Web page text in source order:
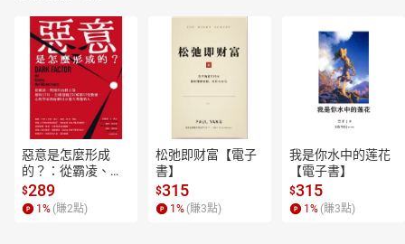
惡意是怎麼形成
的？：從霸凌、劈
腿到仇恨言論，歷
時15年、全球超過
250萬筆研究數
$289
1 % (賺2點)
松弛即财富【電子
書】
$315
1 % (賺3點)
我是你水中的莲花
【電子書】
$315
1 % (賺3點)